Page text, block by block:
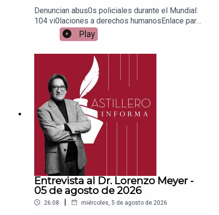
Denuncian abus0s policiales durante el Mundial:
104 vi0laciones a derechos humanosEnlace para
apoyar vía
Patreon:https://www.patreon.com/julioastilleroEnl
PayPal:https://www.paypal.me/julioastilleroCuent
a para hacer transferencias a cuenta BBVA a
nombre de Julio Hernández López:
1539408017CLABE: 012 320 01539408017
2Tienda:https://julioastillerotienda.com/
Play
Entrevista al Dr. Lorenzo Meyer -
05 de agosto de 2026
26:08 | miércoles, 5 de agosto de 2026